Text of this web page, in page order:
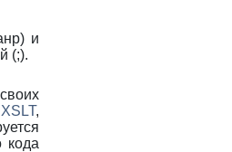
и
(;).
XSLT,
кода